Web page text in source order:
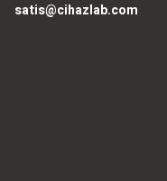
satis@cihazlab.com